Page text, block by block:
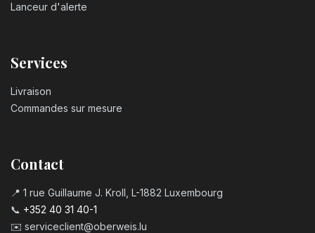
Lanceur d'alerte
Services
Livraison
Commandes sur mesure
Contact
📍 1 rue Guillaume J. Kroll, L-1882 Luxembourg
📞 +352 40 31 40-1
✉️ serviceclient@oberweis.lu